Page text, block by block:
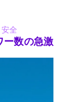
安全
ー数の急激